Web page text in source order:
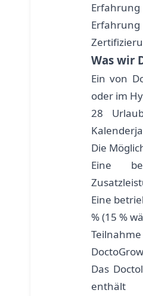
Erfahrung
Was wir
Ein von
oder im
28
Die
Eine
Eine
% (15 %
Das
enthält